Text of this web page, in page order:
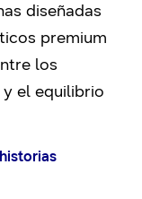
diseñadas
premium
los
el equilibrio